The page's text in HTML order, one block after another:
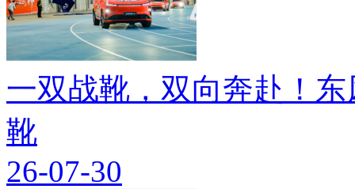
一双战靴，双向奔赴！
靴
26-07-30